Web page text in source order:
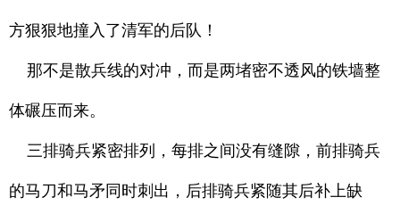
方狠狠地撞入了清军的后队！
那不是散兵线的对冲，而是两堵密不透风的铁墙整
体碾压而来。
三排骑兵紧密排列，每排之间没有缝隙，前排骑兵
的马刀和马矛同时刺出，后排骑兵紧随其后补上缺